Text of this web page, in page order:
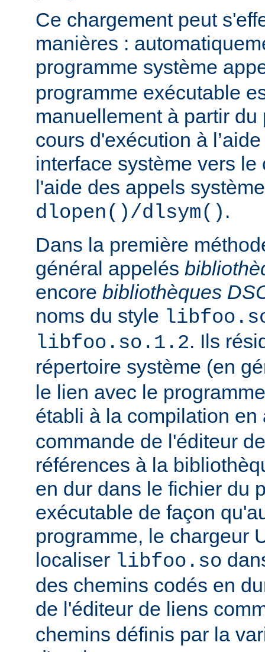
Ce chargement peut
manières :
programme système
programme exécutable
manuellement à partir du
cours d'exécution à
interface système vers
l'aide des appels système
dlopen()/dlsym() .
Dans la première
général appelés
encore bibliothèques
noms du style
libfoo.so.1.2. Ils
répertoire système (en
le lien avec le
établi à la compilation
commande de l'éditeur
références à la
en dur dans le fichier du
exécutable de façon
programme, le chargeur
localiser libfoo.so
des chemins codés en
de l'éditeur de liens
chemins définis par la